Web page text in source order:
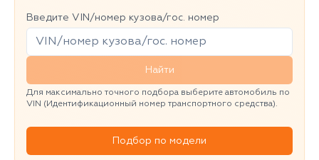
Введите VIN/номер кузова/гос. номер
Найти
Для максимально точного подбора выберите автомобиль по
VIN (Идентификационный номер транспортного средства).
Подбор по модели